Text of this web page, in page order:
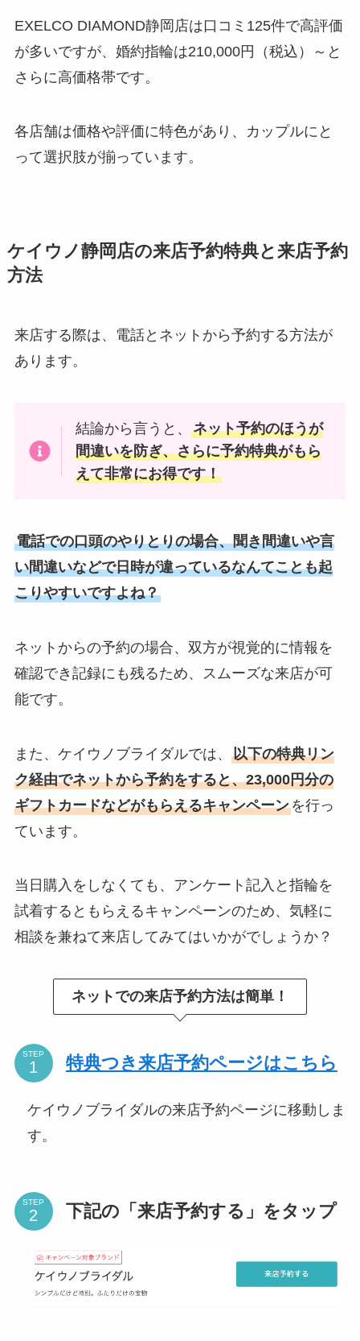
EXELCO DIAMOND静岡店は口コミ125件で高評価
が多いですが、婚約指輪は210,000円（税込）～と
さらに高価格帯です。
各店舗は価格や評価に特色があり、カップルにと
って選択肢が揃っています。
ケイウノ静岡店の来店予約特典と来店予約
方法
来店する際は、電話とネットから予約する方法が
あります。
結論から言うと、ネット予約のほうが
間違いを防ぎ、さらに予約特典がもら
えて非常にお得です！
電話での口頭のやりとりの場合、聞き間違いや言
い間違いなどで日時が違っているなんてことも起
こりやすいですよね？
ネットからの予約の場合、双方が視覚的に情報を
確認でき記録にも残るため、スムーズな来店が可
能です。
また、ケイウノブライダルでは、 以下の特典リン
ク経由でネットから予約をすると、23,000円分の
ギフトカードなどがもらえるキャンペーンを行っ
ています。
当日購入をしなくても、アンケート記入と指輪を
試着するともらえるキャンペーンのため、気軽に
相談を兼ねて来店してみてはいかがでしょうか？
ネットでの来店予約方法は簡単！
STEP 特典つき来店予約ページはこちら
ケイウノブライダルの来店予約ページに移動しま
す。
STEP 下記の「来店予約する」をタップ